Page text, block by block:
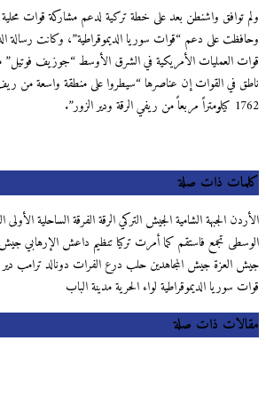
ولم توافق واشنطن بعد على خطة تركية لدعم مشاركة قوات محلية
وحافظت على دعم “قوات سوريا الديموقراطية”، وكانت رسالة
قوات العمليات الأمريكية في الشرق الأوسط “جوزيف فوتيل”
ناطق في القوات إن عناصرها “سيطروا على منطقة واسعة من ريف
1762 كيلومتراً مربعاً من ريفي الرقة ودير الزور”.
كلمات ذات صلة
الأردن الجبهة الشامية الجيش التركي الرقة الفرقة الساحلية الأولى
الوسطى‬ تجمع فاستقم كما أمرت تركيا تنظيم داعش الإرهابي
جيش العزة جيش المجاهدين حلب درع الفرات دونالد ترامب دير
قوات سوريا الديموقراطية لواء الحرية مدينة الباب
مقالات ذات صلة